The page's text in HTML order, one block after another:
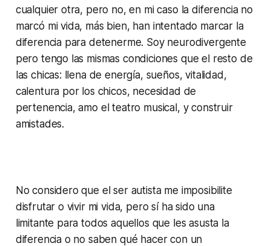
cualquier otra, pero no, en mi caso la diferencia no
marcó mi vida, más bien, han intentado marcar la
diferencia para detenerme. Soy neurodivergente
pero tengo las mismas condiciones que el resto de
las chicas: llena de energía, sueños, vitalidad,
calentura por los chicos, necesidad de
pertenencia, amo el teatro musical, y construir
amistades.
No considero que el ser autista me imposibilite
disfrutar o vivir mi vida, pero sí ha sido una
limitante para todos aquellos que les asusta la
diferencia o no saben qué hacer con un